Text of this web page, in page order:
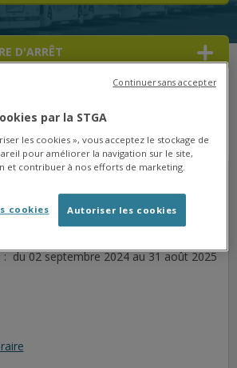
D'ARRÊT
pour le jour sélectionné.
: du 02 septembre 2024 au 31 août 2025
par la STGA
les cookies », vous acceptez le stockage de
pour améliorer la navigation sur le site,
et contribuer à nos efforts de marketing.
Autoriser les cookies
cookies
Continuer sans accepter